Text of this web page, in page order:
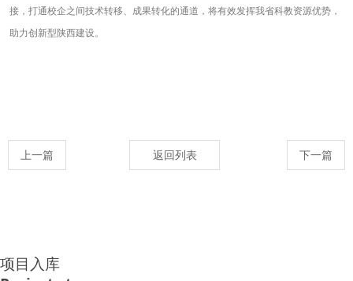
接，打通校企之间技术转移、成果转化的通道，将有效发挥我省科教资源优势，
助力创新型陕西建设。
上一篇 返回列表 下一篇
项目入库